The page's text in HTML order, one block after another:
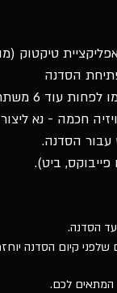
טיקטוק
6 משתתפים
חכמה - נא
הסדנה.
ביט).
המתאים לכם.